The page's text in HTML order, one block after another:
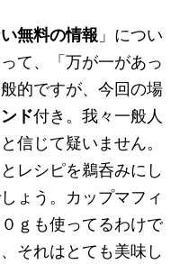
無料の情報 」につい
て、「万が一があっ
的ですが、今回の場
ド付き。我々一般人
と信じて疑いません。
レシピを鵜呑みにし
ょう。カップマフィ
ｇも使ってるわけで
それはとても美味し